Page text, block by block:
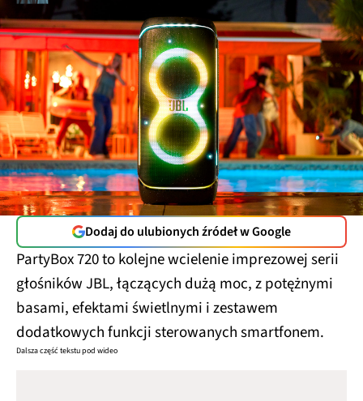
Dodaj do ulubionych źródeł w Google
PartyBox 720 to kolejne wcielenie imprezowej serii
głośników JBL, łączących dużą moc, z potężnymi
basami, efektami świetlnymi i zestawem
dodatkowych funkcji sterowanych smartfonem.
Dalsza część tekstu pod wideo